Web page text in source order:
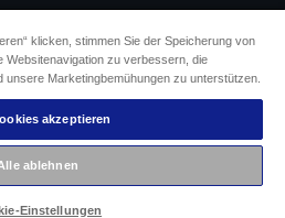
zu Cookies
für Barrierefreiheit
2026 Seiko Epson
klicken, stimmen Sie der Speicherung von
Websitenavigation zu verbessern, die
Marketingbemühungen zu unterstützen.
akzeptieren
ablehnen
Einstellungen